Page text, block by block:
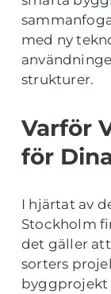
med ny
strukturer.
Varför
för
I hjärtat av
Stockholm
det gäller
sorters
byggprojekt